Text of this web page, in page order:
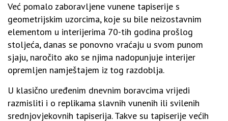
Već pomalo zaboravljene vunene tapiserije s
geometrijskim uzorcima, koje su bile neizostavnim
elementom u interijerima 70-tih godina prošlog
stoljeća, danas se ponovno vraćaju u svom punom
sjaju, naročito ako se njima nadopunjuje interijer
opremljen namještajem iz tog razdoblja.
U klasično uređenim dnevnim boravcima vrijedi
razmisliti i o replikama slavnih vunenih ili svilenih
srednjovjekovnih tapiserija. Takve su tapiserije većih